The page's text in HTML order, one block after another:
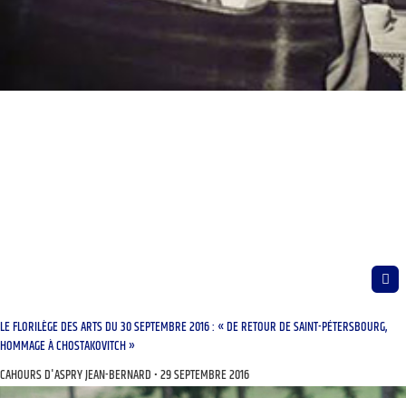
LE FLORILÈGE DES ARTS DU 30 SEPTEMBRE 2016 : « DE RETOUR DE SAINT-PÉTERSBOURG,
HOMMAGE À CHOSTAKOVITCH »
CAHOURS D'ASPRY JEAN-BERNARD 29 SEPTEMBRE 2016